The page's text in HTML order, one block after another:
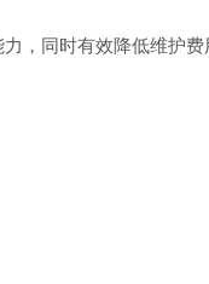
，同时有效降低维护